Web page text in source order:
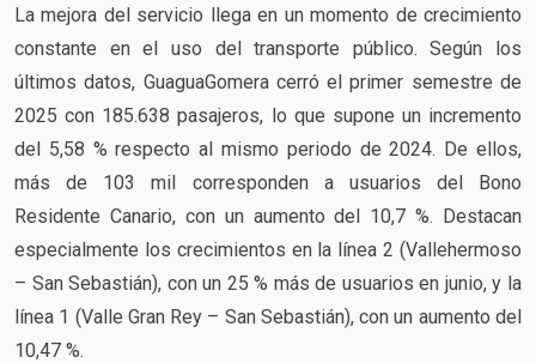
La mejora del servicio llega en un momento de crecimiento
constante en el uso del transporte público. Según los
últimos datos, GuaguaGomera cerró el primer semestre de
2025 con 185.638 pasajeros, lo que supone un incremento
del 5,58 % respecto al mismo periodo de 2024. De ellos,
más de 103 mil corresponden a usuarios del Bono
Residente Canario, con un aumento del 10,7 %. Destacan
especialmente los crecimientos en la línea 2 (Vallehermoso
– San Sebastián), con un 25 % más de usuarios en junio, y la
línea 1 (Valle Gran Rey – San Sebastián), con un aumento del
10,47 %.